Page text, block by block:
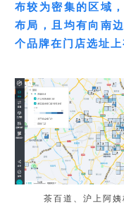
布较为密集的区域
布局，且均有向南
个品牌在门店选址上
茶百道、沪上阿